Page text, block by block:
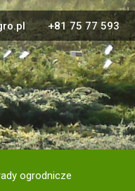
+81 75 77 593
ogrodnicze